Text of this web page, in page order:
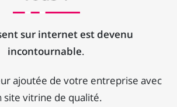
sur internet est devenu
incontournable.
ajoutée de votre entreprise avec
site vitrine de qualité.